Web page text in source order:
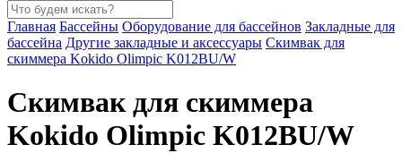
Главная Бассейны Оборудование для бассейнов Закладные для
бассейна Другие закладные и аксессуары Скимвак для
скиммера Kokido Olimpic K012BU/W
Скимвак для скиммера
Kokido Olimpic K012BU/W